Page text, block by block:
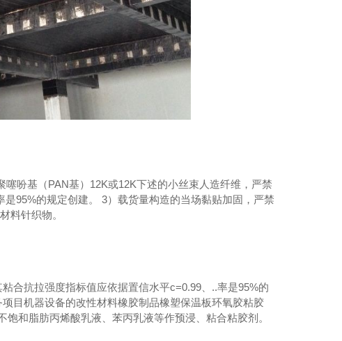
吩基（PAN基）12K或12K下述的小丝束人造纤维，严禁
95%的规定创建。 3）载货量构造的当场黏贴加固，严禁
料针织物。
合抗拉强度指标值应依据置信水平c=0.99、..率是95%的
目机器设备的改性材料橡胶制品橡塑保温板环氧胶粘胶
和脂肪丙烯酸乳液、苯丙乳液等作预浸、粘合粘胶剂。